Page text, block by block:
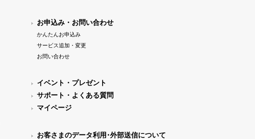
お申込み・お問い合わせ
かんたんお申込み
サービス追加・変更
お問い合わせ
イベント・プレゼント
サポート・よくある質問
マイページ
お客さまのデータ利用･外部送信について